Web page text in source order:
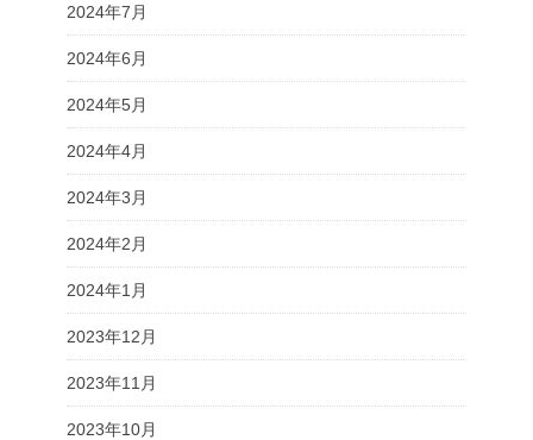
2024年7月
2024年6月
2024年5月
2024年4月
2024年3月
2024年2月
2024年1月
2023年12月
2023年11月
2023年10月